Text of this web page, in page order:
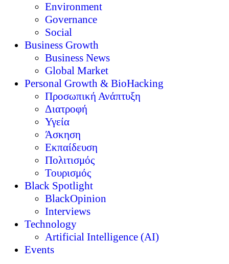
Environment
Governance
Social
Business Growth
Business News
Global Market
Personal Growth & BioHacking
Προσωπική Ανάπτυξη
Διατροφή
Υγεία
Άσκηση
Εκπαίδευση
Πολιτισμός
Τουρισμός
Black Spotlight
BlackOpinion
Interviews
Technology
Artificial Intelligence (AI)
Events